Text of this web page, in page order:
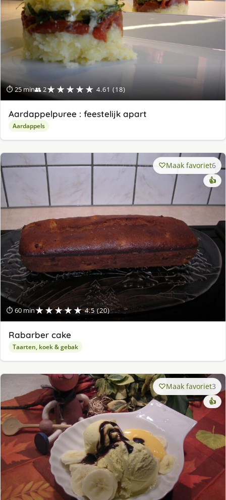
⏱ 25 min👥 2★★★★★ 4.61 (18)
Aardappelpuree : feestelijk apart
Aardappels
⏱ 60 min★★★★★ 4.5 (20)
Maak favoriet6
👍
Rabarber cake
Taarten, koek & gebak
Maak favoriet3
👍